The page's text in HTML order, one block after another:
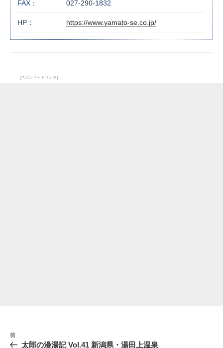
FAX： 027-290-1832
HP： https://www.yamato-se.co.jp/
[スポンサードリンク]
投
稿
前
の
前
太郎の漫湯記 Vol.41 新潟県・湯田上温泉